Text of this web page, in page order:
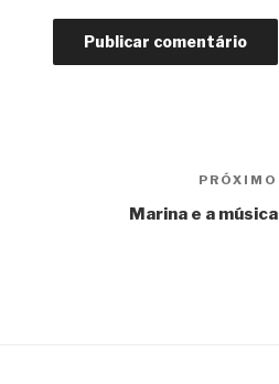
PRÓXIMO
Marina e a música